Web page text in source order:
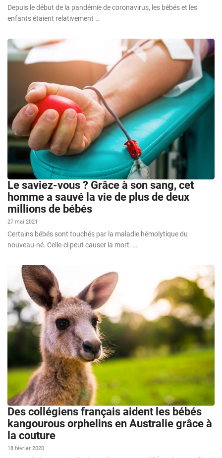
Depuis le début de la pandémie de coronavirus, les bébés et les
enfants étaient relativement …
Le saviez-vous ? Grâce à son sang, cet
homme a sauvé la vie de plus de deux
millions de bébés
27 mai 2021
Certains bébés sont touchés par la maladie hémolytique du
nouveau-né. Celle-ci peut causer la mort. …
Des collégiens français aident les bébés
kangourous orphelins en Australie grâce à
la couture
18 février 2020